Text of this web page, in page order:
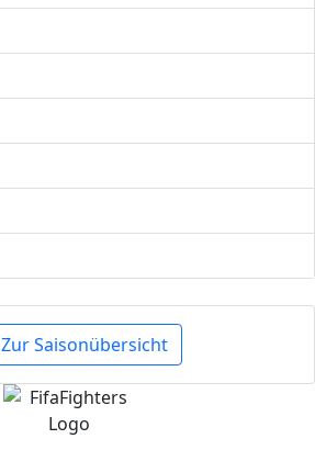
Zur Saisonübersicht